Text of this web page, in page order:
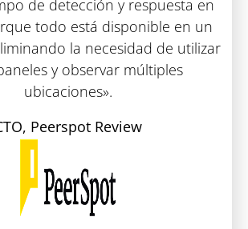
de detección y respuesta en
todo está disponible en un
la necesidad de utilizar
y observar múltiples
ubicaciones».
Peerspot Review